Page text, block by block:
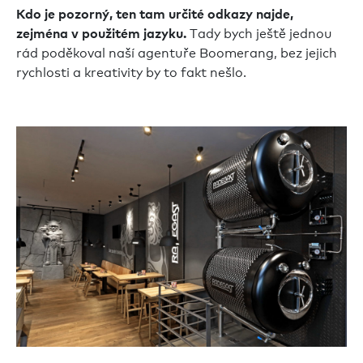
Kdo je pozorný, ten tam určité odkazy najde,
zejména v použitém jazyku.Tady bych ještě jednou
rád poděkoval naší agentuře Boomerang, bez jejich
rychlosti a kreativity by to fakt nešlo.